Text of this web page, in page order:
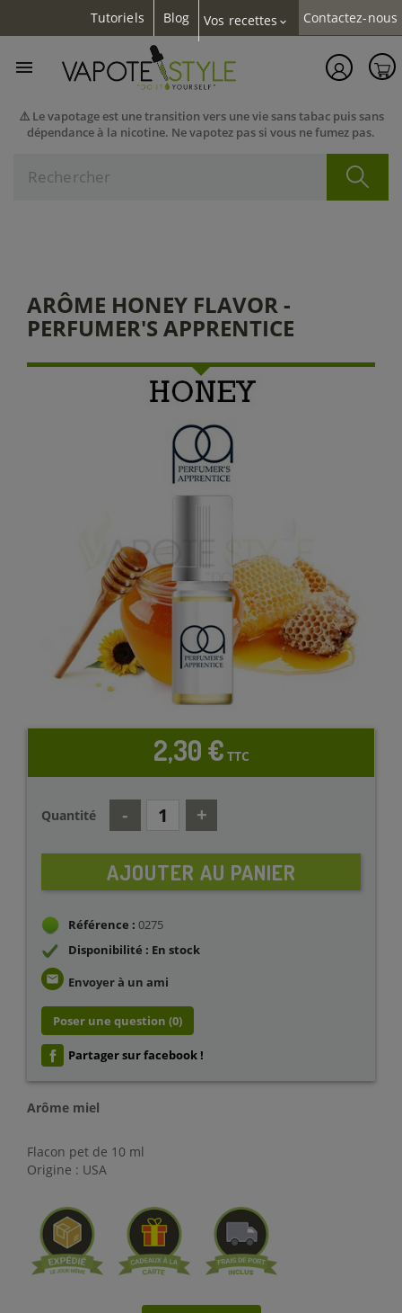
Tutoriels Blog Vos recettes expand_more Contactez-nous
⚠️ Le vapotage est une transition vers une vie sans tabac puis sans
dépendance à la nicotine. Ne vapotez pas si vous ne fumez pas.

ARÔME HONEY FLAVOR -
PERFUMER'S APPRENTICE
2,30 € TTC
Quantité
AJOUTER AU PANIER
Référence : 0275
Disponibilité : En stock
email Envoyer à un ami
Poser une question (0)
Partager sur facebook !
Arôme miel
Flacon pet de 10 ml
Origine : USA